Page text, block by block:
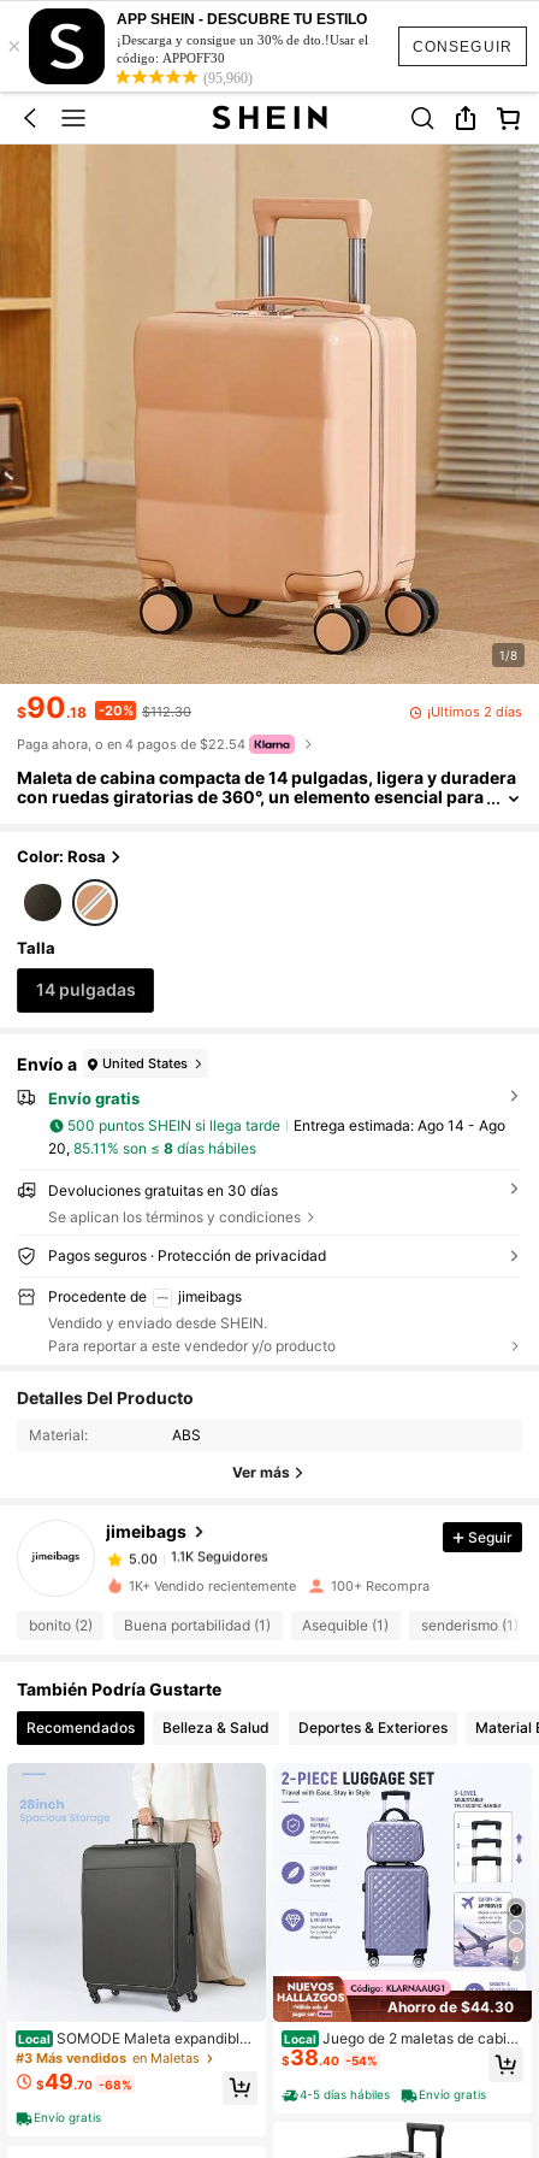
CONSEGUIR
×
APP SHEIN - DESCUBRE TU ESTILO
¡Descarga y consigue un 30% de dto.!Usar el
código: APPOFF30
(95,960)
1/8
$90.18 -20% $112.30
¡Últimos 2 días
Paga ahora, o en 4 pagos de $22.54
Maleta de cabina compacta de 14 pulgadas, ligera y duradera
con ruedas giratorias de 360°, un elemento esencial para
Color: Rosa
Talla
14 pulgadas
Envío a United States
Envío gratis
500 puntos SHEIN si llega tarde Entrega estimada: Ago 14 - Ago
20, 85.11% son ≤ 8días hábiles
Devoluciones gratuitas en 30 días
Se aplican los términos y condiciones
Pagos seguros · Protección de privacidad
Procedente de
jimeibags
Vendido y enviado desde SHEIN.
Para reportar a este vendedor y/o producto
Detalles Del Producto
Material: ABS
Ver más
jimeibags
5.00 1.1K Seguidores
5.00 1.1K Seguidores
Seguir
1K+ Vendido recientemente 100+ Recompra
bonito (2) Buena portabilidad (1) Asequible (1) senderismo (1)
También Podría Gustarte
Recomendados Belleza & Salud Deportes & Exteriores Material
Local SOMODE Maleta expandible
de cuerpo blando con ruedas girato
rias, SPINNER DE 28 PULGADAS, N
EGRO
#3 Más vendidos en Maletas
$49.70 -68%
Envío gratis
4
Ahorro de $44.30
Local Juego de 2 maletas de cabin
a, maleta rígida de PC+ABS de 20 p
ulgadas con neceser de maquillaje
de 12 pulgadas, ruedas giratorias, ta
maño apto para cabina según las n
ormas de la TSA, ligero.
$38.40 -54%
4-5 días hábiles Envío gratis